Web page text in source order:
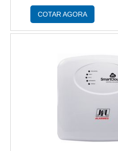
monitorados, por se
COTAR AGORA